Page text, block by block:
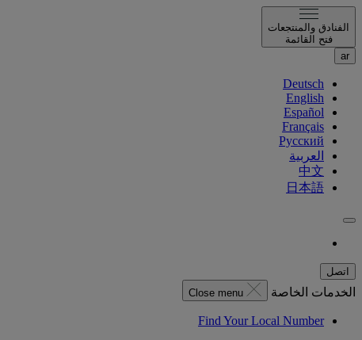
الفنادق والمنتجعات
فتح القائمة
ar
Deutsch
English
Español
Français
Русский
العربية
中文
日本語
اتصل
الخدمات الخاصة Close menu
Find Your Local Number